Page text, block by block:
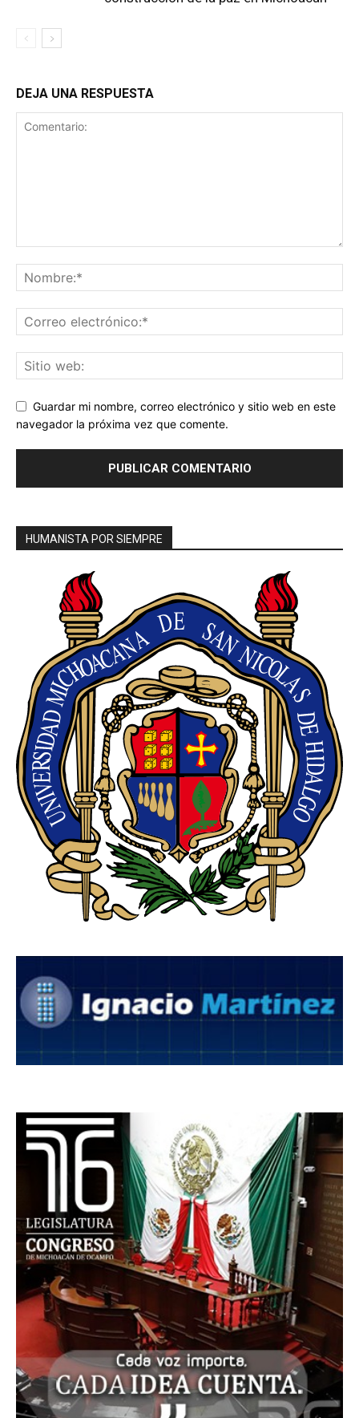
DEJA UNA RESPUESTA
Guardar mi nombre, correo electrónico y sitio web en este
navegador la próxima vez que comente.
HUMANISTA POR SIEMPRE